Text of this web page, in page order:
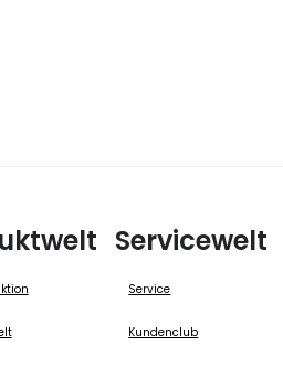
Servicewelt
Service
Kundenclub